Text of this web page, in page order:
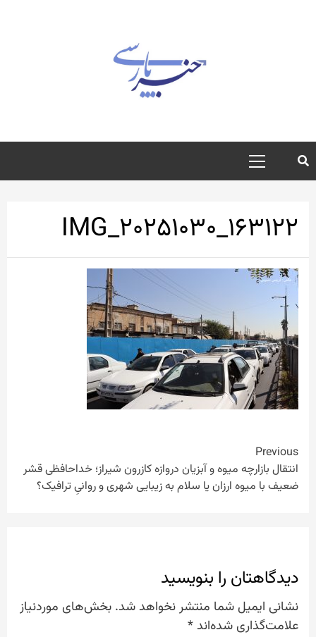
منوی
اصلی
IMG_۲۰۲۵۱۰۳۰_۱۶۳۱۲۲
Continue
Reading
Previous
انتقال بازارچه میوه و آبزیان دروازه کازرون شیراز؛ خداحافظی قشر
ضعیف با میوه ارزان یا سلام به زیبایی شهری و روانیِ ترافیک؟
دیدگاهتان را بنویسید
نشانی ایمیل شما منتشر نخواهد شد. بخش‌های موردنیاز
علامت‌گذاری شده‌اند *